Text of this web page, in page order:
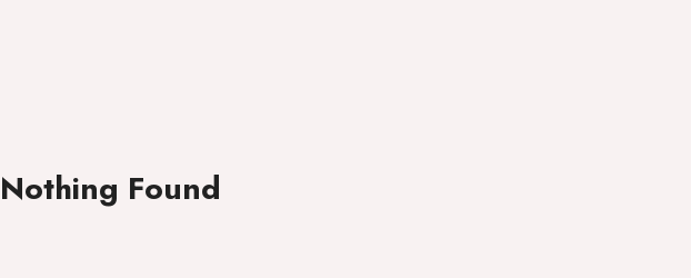
Nothing Found